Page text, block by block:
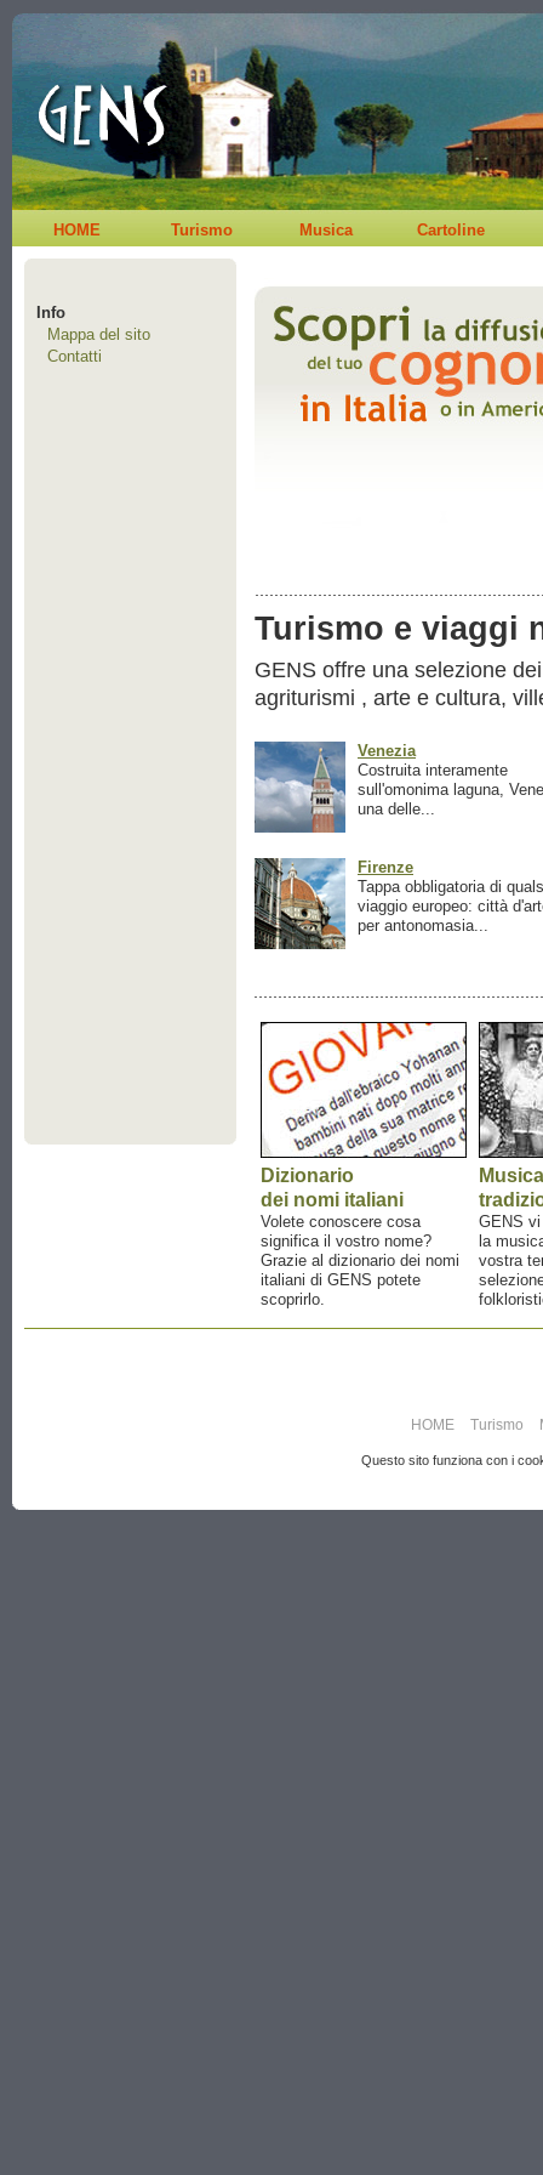
HOME Turismo Musica Cartoline
Info
Mappa del sito
Contatti
Turismo e viaggi
GENS offre una selezione
agriturismi , arte e cultura,
Venezia
Costruita interamente
sull'omonima laguna,
una delle...
Firenze
Tappa obbligatoria di
viaggio europeo: città
per antonomasia...
Dizionario
dei nomi italiani
Volete conoscere cosa
significa il vostro nome?
Grazie al dizionario dei nomi
italiani di GENS potete
scoprirlo.
Musica
GENS
la
vostra
HOME Turismo
Questo sito funziona con i